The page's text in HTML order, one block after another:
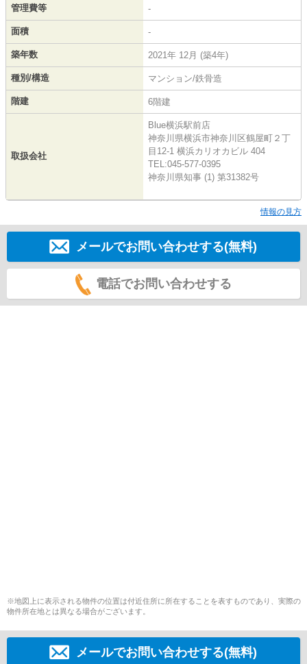
管理費等 -
面積 -
築年数 2021年 12月 (築4年)
種別/構造 マンション/鉄骨造
階建 6階建
取扱会社
Blue横浜駅前店
神奈川県横浜市神奈川区鶴屋町２丁
目12-1 横浜カリオカビル 404
TEL:045-577-0395
神奈川県知事 (1) 第31382号
情報の見方
メールでお問い合わせする(無料)
電話でお問い合わせする
※地図上に表示される物件の位置は付近住所に所在することを表すものであり、実際の
物件所在地とは異なる場合がございます。
メールでお問い合わせする(無料)